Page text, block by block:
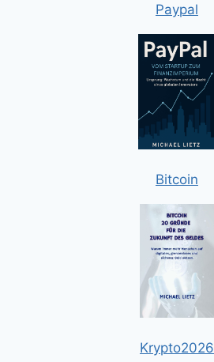
Paypal
Bitcoin
Krypto2026